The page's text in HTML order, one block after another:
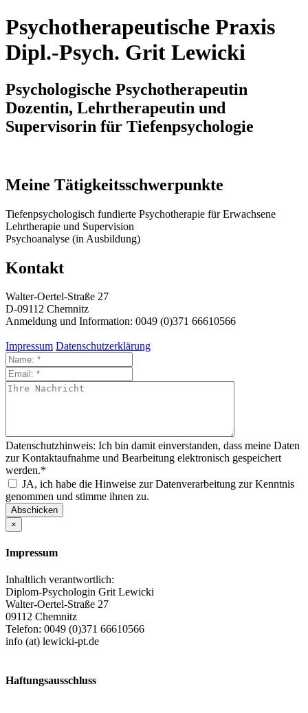
Psychotherapeutische Praxis
Dipl.-Psych. Grit Lewicki
Psychologische Psychotherapeutin
Dozentin, Lehrtherapeutin und
Supervisorin für Tiefenpsychologie
Meine Tätigkeitsschwerpunkte
Tiefenpsychologisch fundierte Psychotherapie für Erwachsene
Lehrtherapie und Supervision
Psychoanalyse (in Ausbildung)
Kontakt
Walter-Oertel-Straße 27
D-09112 Chemnitz
Anmeldung und Information: 0049 (0)371 66610566
Impressum Datenschutzerklärung
Datenschutzhinweis: Ich bin damit einverstanden, dass meine Daten
zur Kontaktaufnahme und Bearbeitung elektronisch gespeichert
werden.*
JA, ich habe die Hinweise zur Datenverarbeitung zur Kenntnis
genommen und stimme ihnen zu.
Abschicken
×
Impressum
Inhaltlich verantwortlich:
Diplom-Psychologin Grit Lewicki
Walter-Oertel-Straße 27
09112 Chemnitz
Telefon: 0049 (0)371 66610566
info (at) lewicki-pt.de
Haftungsausschluss